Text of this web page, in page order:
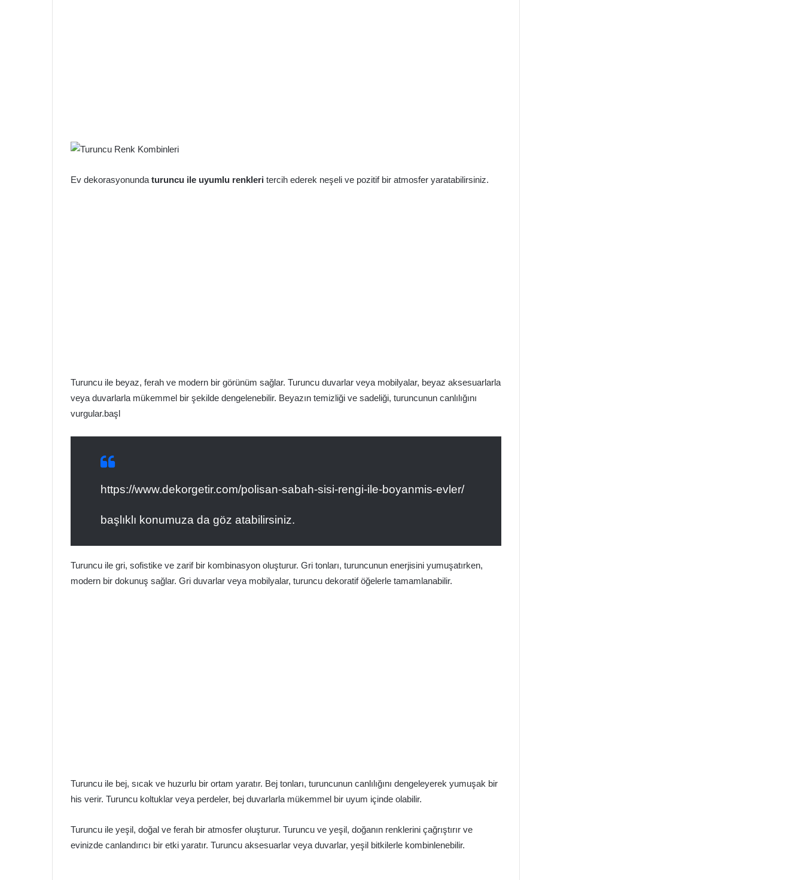
Ev dekorasyonunda turuncu ile uyumlu renkleri tercih ederek neşeli ve pozitif bir atmosfer yaratabilirsiniz.
Turuncu ile beyaz, ferah ve modern bir görünüm sağlar. Turuncu duvarlar veya mobilyalar, beyaz aksesuarlarla
veya duvarlarla mükemmel bir şekilde dengelenebilir. Beyazın temizliği ve sadeliği, turuncunun canlılığını
vurgular.başl
https://www.dekorgetir.com/polisan-sabah-sisi-rengi-ile-boyanmis-evler/
başlıklı konumuza da göz atabilirsiniz.
Turuncu ile gri, sofistike ve zarif bir kombinasyon oluşturur. Gri tonları, turuncunun enerjisini yumuşatırken,
modern bir dokunuş sağlar. Gri duvarlar veya mobilyalar, turuncu dekoratif öğelerle tamamlanabilir.
Turuncu ile bej, sıcak ve huzurlu bir ortam yaratır. Bej tonları, turuncunun canlılığını dengeleyerek yumuşak bir
his verir. Turuncu koltuklar veya perdeler, bej duvarlarla mükemmel bir uyum içinde olabilir.
Turuncu ile yeşil, doğal ve ferah bir atmosfer oluşturur. Turuncu ve yeşil, doğanın renklerini çağrıştırır ve
evinizde canlandırıcı bir etki yaratır. Turuncu aksesuarlar veya duvarlar, yeşil bitkilerle kombinlenebilir.